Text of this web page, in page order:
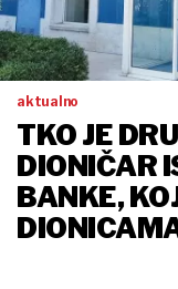
aktualno
TKO JE
DIONIČAR
BANKE,